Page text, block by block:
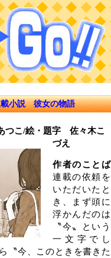
小説 彼女の物語
つこ/絵・題字 佐々木こ
づえ
作者のことば
連載の依頼を
いただいたと
き、まず頭に
浮かんだのは
〝今〟という
一文字でし
〝今、このときを書きた